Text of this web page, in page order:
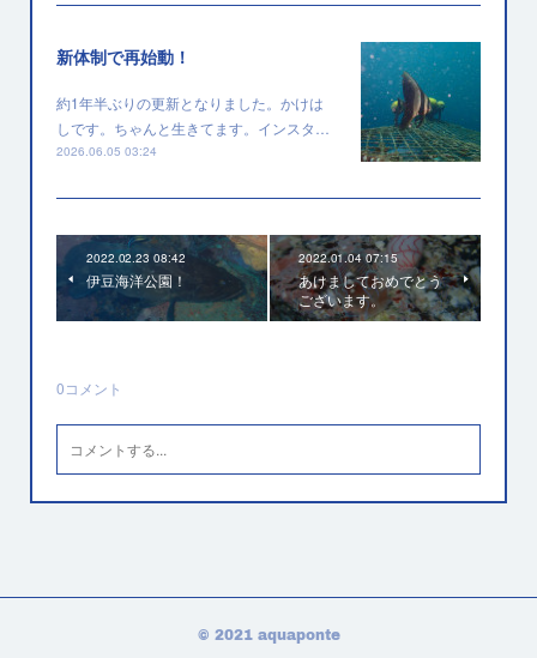
新体制で再始動！
約1年半ぶりの更新となりました。かけは
しです。ちゃんと生きてます。インスタ…
2026.06.05 03:24
2022.02.23 08:42
伊豆海洋公園！
2022.01.04 07:15
あけましておめでとう
ございます。
0コメント
© 2021 aquaponte